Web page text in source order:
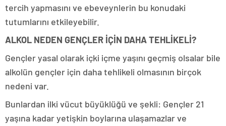
tercih yapmasını ve ebeveynlerin bu konudaki
tutumlarını etkileyebilir.
ALKOL NEDEN GENÇLER İÇİN DAHA TEHLİKELİ?
Gençler yasal olarak içki içme yaşını geçmiş olsalar bile
alkolün gençler için daha tehlikeli olmasının birçok
nedeni var.
Bunlardan ilki vücut büyüklüğü ve şekli: Gençler 21
yaşına kadar yetişkin boylarına ulaşamazlar ve